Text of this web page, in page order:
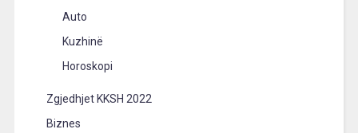
Auto
Kuzhinë
Horoskopi
Zgjedhjet KKSH 2022
Biznes